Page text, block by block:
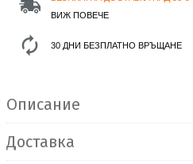
ВИЖ ПОВЕЧЕ
30 ДНИ БЕЗПЛАТНО ВРЪЩАНЕ
Описание
Доставка